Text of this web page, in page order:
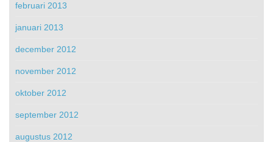
februari 2013
januari 2013
december 2012
november 2012
oktober 2012
september 2012
augustus 2012